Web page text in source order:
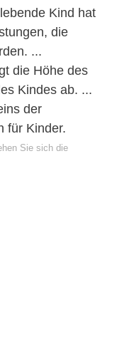
Kind hat
die
...
die Höhe des
Kindes ab. ...
der
für Kinder.
Sie sich die